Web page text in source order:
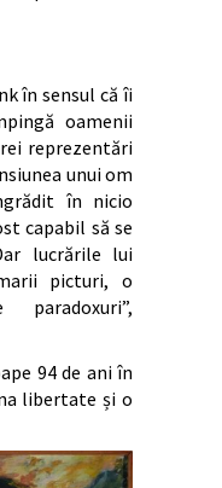
în sensul că îi
oamenii
reprezentări
unui om
în nicio
capabil să se
lucrările lui
picturi, o
94 de ani în
libertate și o